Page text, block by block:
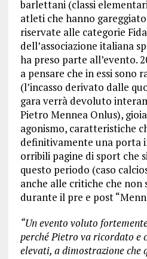
barlettani (classi
atleti che hanno
riservate alle categorie
dell’associazione italiana
ha preso parte all’evento.
a pensare che in essi sono
(l’incasso derivato dalle
gara verrà devoluto
Pietro Mennea Onlus),
agonismo, caratteristiche
definitivamente una porta
orribili pagine di sport che
questo periodo (caso
anche alle critiche che non
durante il pre e post
“Un evento voluto
perché Pietro va ricordato e
elevati, a dimostrazione che